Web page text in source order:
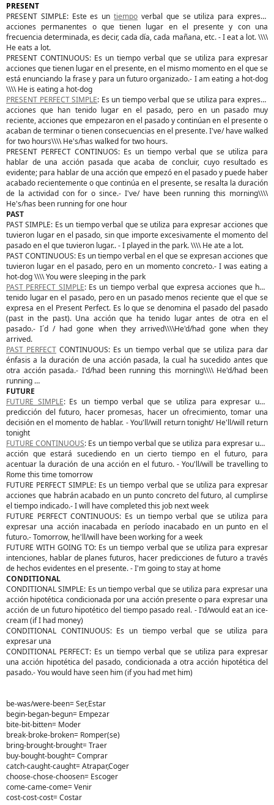
PRESENT
PRESENT SIMPLE: Este es untiempo verbal que se utiliza para expresar
acciones permanentes o que tienen lugar en el presente y con una
frecuencia determinada, es decir, cada día, cada mañana, etc. - I eat a lot. \\\\
He eats a lot.
PRESENT CONTINUOUS: Es un tiempo verbal que se utiliza para expresar
acciones que tienen lugar en el presente, en el mismo momento en el que se
está enunciando la frase y para un futuro organizado.- I am eating a hot-dog
\\\\ He is eating a hot-dog
PRESENT PERFECT SIMPLE: Es un tiempo verbal que se utiliza para expresar
acciones que han tenido lugar en el pasado, pero en un pasado muy
reciente, acciones que empezaron en el pasado y continúan en el presente o
acaban de terminar o tienen consecuencias en el presente. I've/ have walked
for two hours\\\\ He's/has walked for two hours.
PRESENT PERFECT CONTINUOS: Es un tiempo verbal que se utiliza para
hablar de una acción pasada que acaba de concluir, cuyo resultado es
evidente; para hablar de una acción que empezó en el pasado y puede haber
acabado recientemente o que continúa en el presente, se resalta la duración
de la actividad con for o since.- I've/ have been running this morning\\\\
He's/has been running for one hour
PAST
PAST SIMPLE: Es un tiempo verbal que se utiliza para expresar acciones que
tuvieron lugar en el pasado, sin que importe excesivamente el momento del
pasado en el que tuvieron lugar.. - I played in the park. \\\\ He ate a lot.
PAST CONTINUOUS: Es un tiempo verbal en el que se expresan acciones que
tuvieron lugar en el pasado, pero en un momento concreto.- I was eating a
hot-dog \\\\ You were sleeping in the park
PAST PERFECT SIMPLE: Es un tiempo verbal que expresa acciones que han
tenido lugar en el pasado, pero en un pasado menos reciente que el que se
expresa en el Present Perfect. Es lo que se denomina el pasado del pasado
(past in the past). Una acción que ha tenido lugar antes de otra en el
pasado.- I´d / had gone when they arrived\\\\He'd/had gone when they
arrived.
PAST PERFECT CONTINUOUS: Es un tiempo verbal que se utiliza para dar
énfasis a la duración de una acción pasada, la cual ha sucedido antes que
otra acción pasada.- I'd/had been running this morning\\\\ He'd/had been
running …
FUTURE
FUTURE SIMPLE: Es un tiempo verbal que se utiliza para expresar una
predicción del futuro, hacer promesas, hacer un ofrecimiento, tomar una
decisión en el momento de hablar. - You'll/will return tonight/ He'll/will return
tonight
FUTURE CONTINUOUS: Es un tiempo verbal que se utiliza para expresar una
acción que estará sucediendo en un cierto tiempo en el futuro, para
acentuar la duración de una acción en el futuro. - You'll/will be travelling to
Rome this time tomorrow
FUTURE PERFECT SIMPLE: Es un tiempo verbal que se utiliza para expresar
acciones que habrán acabado en un punto concreto del futuro, al cumplirse
el tiempo indicado.- I will have completed this job next week
FUTURE PERFECT CONTINUOUS: Es un tiempo verbal que se utiliza para
expresar una acción inacabada en período inacabado en un punto en el
futuro.- Tomorrow, he'll/will have been working for a week
FUTURE WITH GOING TO: Es un tiempo verbal que se utiliza para expresar
intenciones, hablar de planes futuros, hacer predicciones de futuro a través
de hechos evidentes en el presente. - I'm going to stay at home
CONDITIONAL
CONDITIONAL SIMPLE: Es un tiempo verbal que se utiliza para expresar una
acción hipotética condicionada por una acción presente o para expresar una
acción de un futuro hipotético del tiempo pasado real. - I'd/would eat an ice-
cream (if I had money)
CONDITIONAL CONTINUOUS: Es un tiempo verbal que se utiliza para
expresar una
CONDITIONAL PERFECT: Es un tiempo verbal que se utiliza para expresar
una acción hipotética del pasado, condicionada a otra acción hipotética del
pasado.- You would have seen him (if you had met him)
be-was/were-been= Ser,Estar
begin-began-begun= Empezar
bite-bit-bitten= Moder
break-broke-broken= Romper(se)
bring-brought-brought= Traer
buy-bought-bought= Comprar
catch-caught-caught= Atrapar,Coger
choose-chose-choosen= Escoger
come-came-come= Venir
cost-cost-cost= Costar